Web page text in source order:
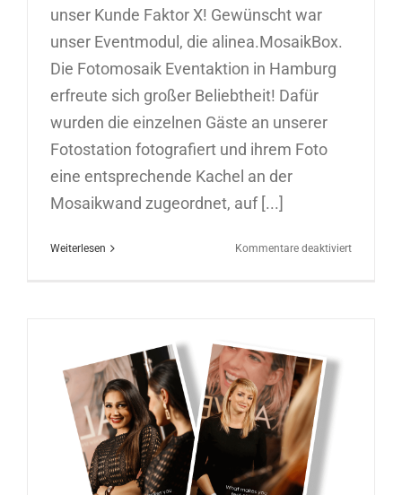
unser Kunde Faktor X! Gewünscht war
unser Eventmodul, die alinea.MosaikBox.
Die Fotomosaik Eventaktion in Hamburg
erfreute sich großer Beliebtheit! Dafür
wurden die einzelnen Gäste an unserer
Fotostation fotografiert und ihrem Foto
eine entsprechende Kachel an der
Mosaikwand zugeordnet, auf [...]
Weiterlesen Kommentare deaktiviertfür